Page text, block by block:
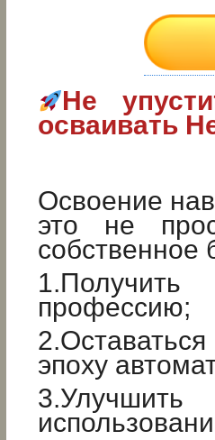
Не
осваивать
Освоение
это не
собственное
профессию;
эпоху